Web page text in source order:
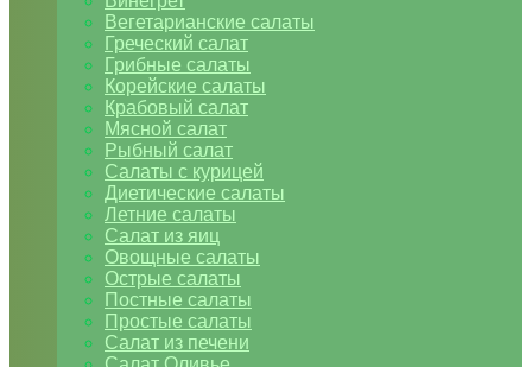
Вегетарианские салаты
Греческий салат
Грибные салаты
Корейские салаты
Крабовый салат
Мясной салат
Рыбный салат
Салаты с курицей
Диетические салаты
Летние салаты
Салат из яиц
Овощные салаты
Острые салаты
Постные салаты
Простые салаты
Салат из печени